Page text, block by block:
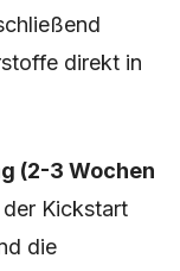
direkt in
(2-3 Wochen
Kickstart
die